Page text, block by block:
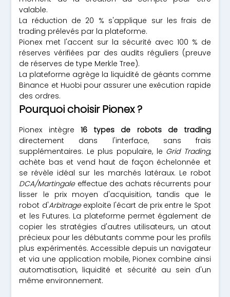
valable.
La réduction de 20 % s'applique sur les frais de
trading prélevés par la plateforme.
Pionex met l'accent sur la sécurité avec 100 % de
réserves vérifiées par des audits réguliers (preuve
de réserves de type Merkle Tree).
La plateforme agrège la liquidité de géants comme
Binance et Huobi pour assurer une exécution rapide
des ordres.
Pourquoi choisir Pionex ?
Pionex intègre16 types de robots de trading
directement dans l'interface, sans frais
supplémentaires. Le plus populaire, le Grid Trading,
achète bas et vend haut de façon échelonnée et
se révèle idéal sur les marchés latéraux. Le robot
DCA/Martingaleeffectue des achats récurrents pour
lisser le prix moyen d'acquisition, tandis que le
robot d'Arbitrageexploite l'écart de prix entre le Spot
et les Futures. La plateforme permet également de
copier les stratégies d'autres utilisateurs, un atout
précieux pour les débutants comme pour les profils
plus expérimentés. Accessible depuis un navigateur
et via une application mobile, Pionex combine ainsi
automatisation, liquidité et sécurité au sein d'un
même environnement.